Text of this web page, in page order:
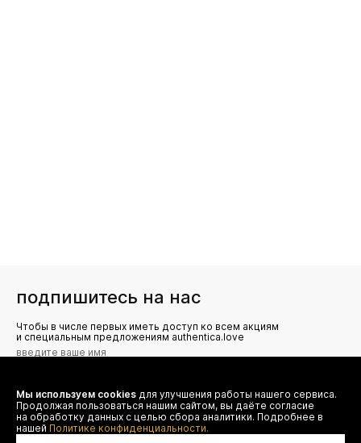
подпишитесь на нас
Чтобы в числе первых иметь доступ ко всем акциям
и специальным предложениям authentica.love
Я даю согласие на сбор, обработку и хранение моих
персональных данных (имя, email, телефон) для получения
рекламных и информационных рассылок от ООО 'БТ
Юнайтед', а также ознакомлен(а) с
Политикой конфиденциальности
Мы используем cookies для улучшения работы нашего сервиса.
Продолжая пользоваться нашим сайтом, вы даёте согласие
на обработку данных с целью сбора аналитики. Подробнее в
нашей Политике конфиденциальности.